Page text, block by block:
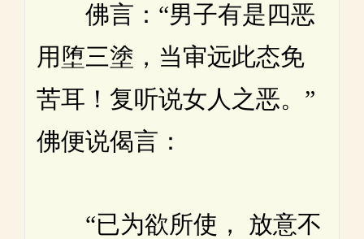
佛言：“男子有是四恶
用堕三塗，当审远此态免
苦耳！复听说女人之恶。”
佛便说偈言：
“已为欲所使， 放意不